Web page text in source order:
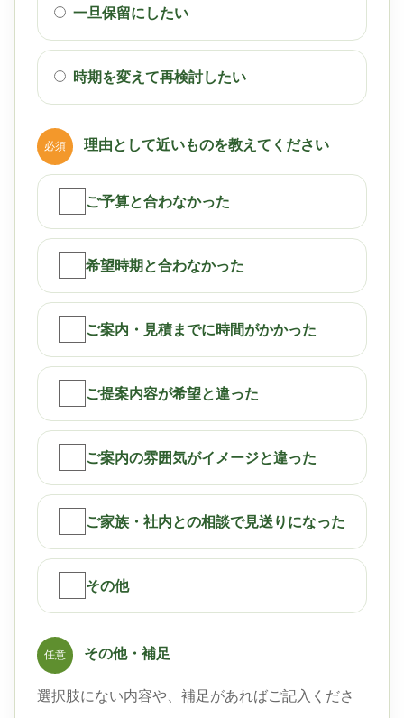
一旦保留にしたい
時期を変えて再検討したい
必須 理由として近いものを教えてください
ご予算と合わなかった
希望時期と合わなかった
ご案内・見積までに時間がかかった
ご提案内容が希望と違った
ご案内の雰囲気がイメージと違った
ご家族・社内との相談で見送りになった
その他
任意 その他・補足
選択肢にない内容や、補足があればご記入くださ